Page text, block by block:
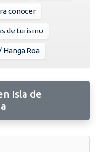
conocer
de turísmo
Hanga Roa
Isla de